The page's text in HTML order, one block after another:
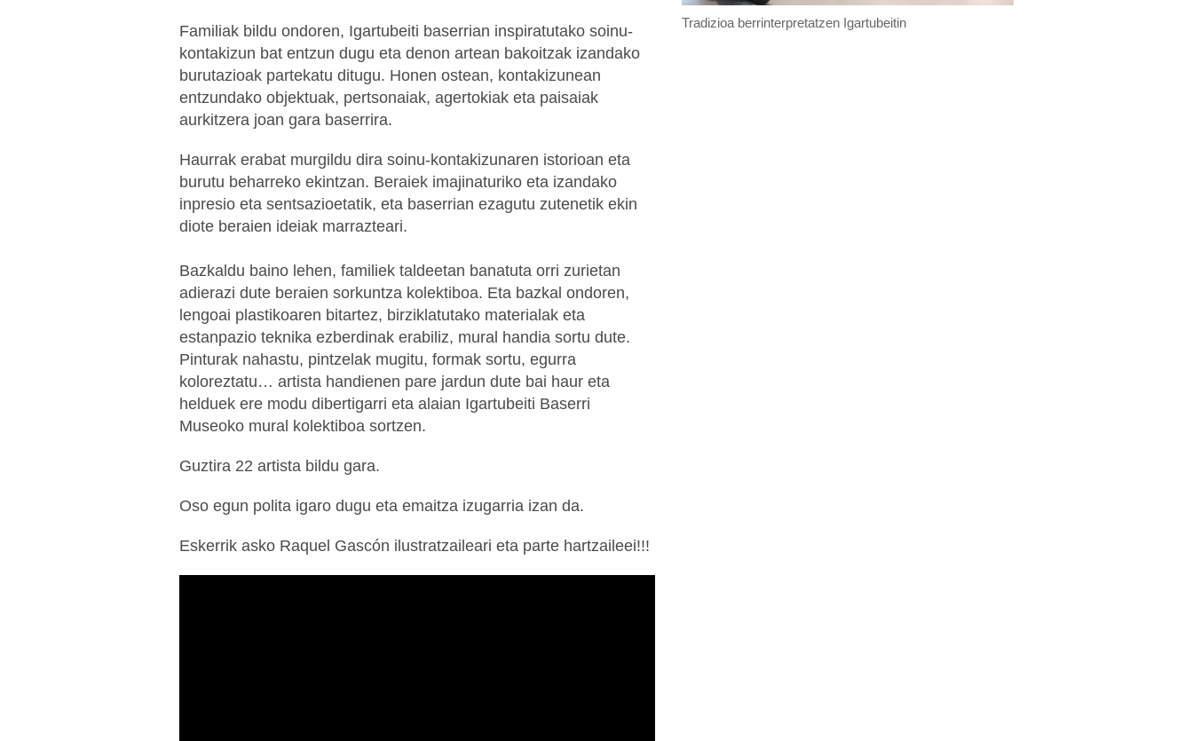
Familiak bildu ondoren, Igartubeiti baserrian inspiratutako soinu-
kontakizun bat entzun dugu eta denon artean bakoitzak izandako
burutazioak partekatu ditugu. Honen ostean, kontakizunean
entzundako objektuak, pertsonaiak, agertokiak eta paisaiak
aurkitzera joan gara baserrira.
Haurrak erabat murgildu dira soinu-kontakizunaren istorioan eta
burutu beharreko ekintzan. Beraiek imajinaturiko eta izandako
inpresio eta sentsazioetatik, eta baserrian ezagutu zutenetik ekin
diote beraien ideiak marrazteari.
Bazkaldu baino lehen, familiek taldeetan banatuta orri zurietan
adierazi dute beraien sorkuntza kolektiboa. Eta bazkal ondoren,
lengoai plastikoaren bitartez, birziklatutako materialak eta
estanpazio teknika ezberdinak erabiliz, mural handia sortu dute.
Pinturak nahastu, pintzelak mugitu, formak sortu, egurra
koloreztatu… artista handienen pare jardun dute bai haur eta
helduek ere modu dibertigarri eta alaian Igartubeiti Baserri
Museoko mural kolektiboa sortzen.
Guztira 22 artista bildu gara.
Oso egun polita igaro dugu eta emaitza izugarria izan da.
Eskerrik asko Raquel Gascón ilustratzaileari eta parte hartzaileei!!!
Tradizioa berrinterpretatzen Igartubeitin